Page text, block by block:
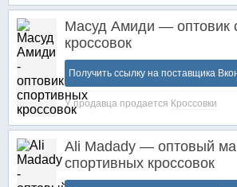
Масуд Амиди — оптовик
кроссовок
Получить ссылку на поставщика
У продавца продается Кроссовки
Ali Madady — оптовый
спортивных кроссовок